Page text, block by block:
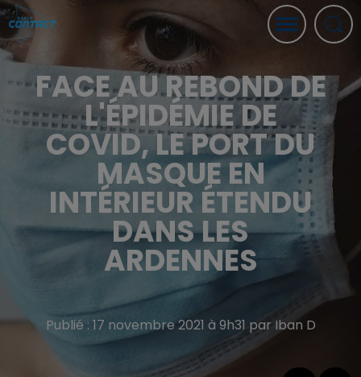
FACE AU REBOND DE
L'ÉPIDÉMIE DE
COVID, LE PORT DU
MASQUE EN
INTÉRIEUR ÉTENDU
DANS LES
ARDENNES
Publié : 17 novembre 2021 à 9h31 par Iban D